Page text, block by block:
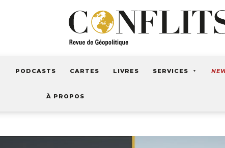
PODCASTS CARTES LIVRES SERVICES
À PROPOS